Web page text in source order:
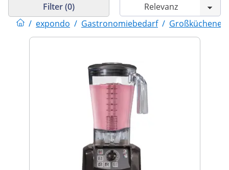
/ expondo / Gastronomiebedarf /
Filter (0)